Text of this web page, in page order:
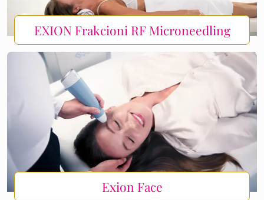
EXION Frakcioni RF Microneedling
Exion Face